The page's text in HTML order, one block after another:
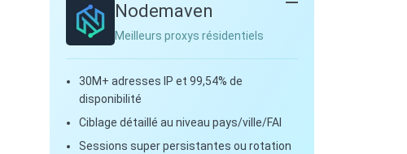
Nodemaven
Meilleurs proxys résidentiels
30M+ adresses IP et 99,54% de
disponibilité
Ciblage détaillé au niveau pays/ville/FAI
Sessions super persistantes ou rotation